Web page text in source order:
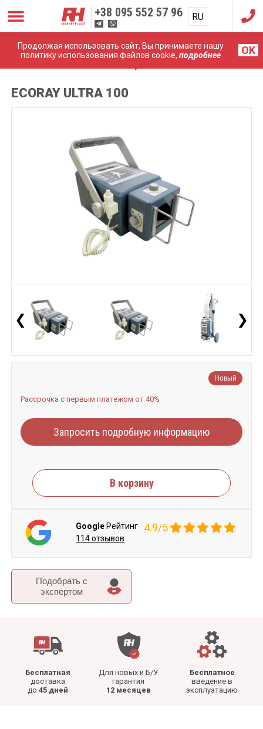
Продолжая использовать сайт, Вы принимаете нашу
политику использования файлов cookie, подробнее OK
+38 095 552 57 96 RU
UA
ECORAY ULTRA 100
❮ ❯
Подобрать c
экспертом
Бесплатная
доставка
до 45 дней
Для новых и Б/У
гарантия
12 месяцев
Бесплатное
введение в
эксплуатацию
Новый
Рассрочка с первым платежом от 40%
Запросить подробную информацию
В корзину
Google Рейтинг 4.9/5
114 отзывов